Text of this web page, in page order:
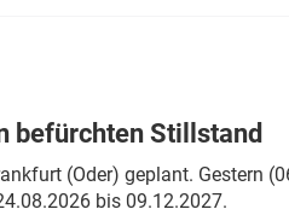
befürchten Stillstand
(Oder) geplant. Gestern
bis 09.12.2027.